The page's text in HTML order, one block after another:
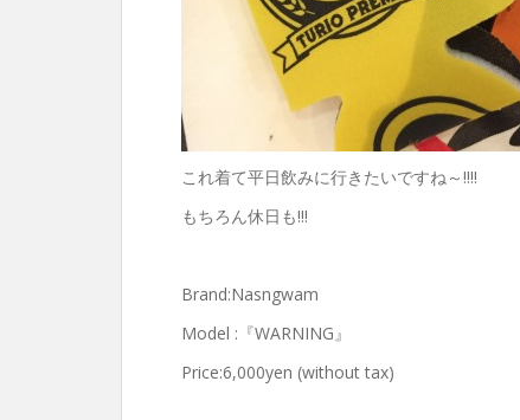
これ着て平日飲みに行きたいですね～!!!!
もちろん休日も!!!
Brand:Nasngwam
Model :『WARNING』
Price:6,000yen (without tax)